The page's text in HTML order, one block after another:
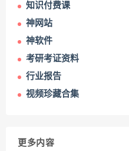
知识付费课
神网站
神软件
考研考证资料
行业报告
视频珍藏合集
更多内容